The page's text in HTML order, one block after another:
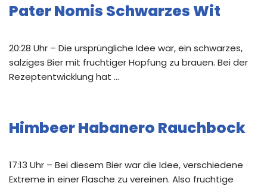
Pater Nomis Schwarzes Wit
20:28 Uhr – Die ursprüngliche Idee war, ein schwarzes,
salziges Bier mit fruchtiger Hopfung zu brauen. Bei der
Rezeptentwicklung hat …
Himbeer Habanero Rauchbock
17:13 Uhr – Bei diesem Bier war die Idee, verschiedene
Extreme in einer Flasche zu vereinen. Also fruchtige